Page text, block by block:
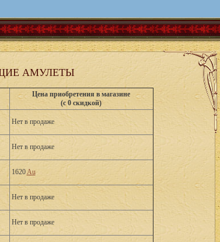
АМУЛЕТЫ
Цена приобретения в магазине
(с 0 скидкой)
Нет в продаже
Нет в продаже
1620Au
Нет в продаже
Нет в продаже